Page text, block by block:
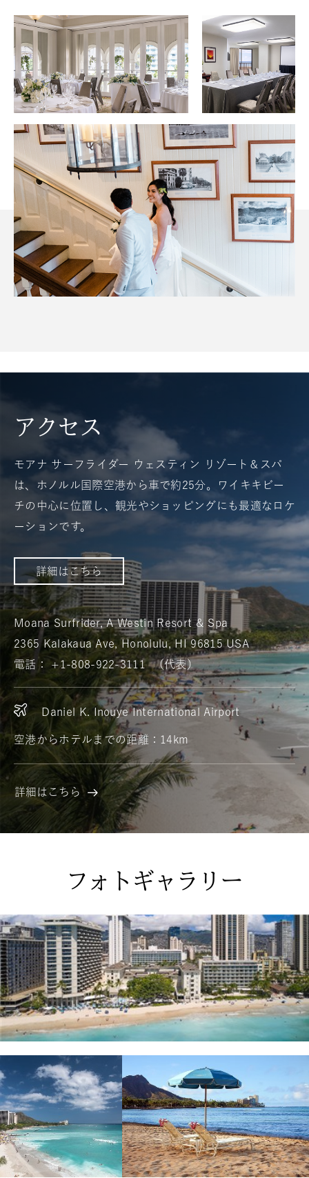
宴
会
アクセス
モアナ サーフライダー ウェスティン リゾート＆スパ
は、ホノルル国際空港から車で約25分。ワイキキビー
チの中心に位置し、観光やショッピングにも最適なロケ
ーションです。
詳細はこちら
FOR
ア
ク
セ
ス
Moana Surfrider, A Westin Resort & Spa
2365 Kalakaua Ave, Honolulu, HI 96815 USA
電話： +1-808-922-3111（代表）
Daniel K. Inouye International Airport
空港からホテルまでの距離：14km
詳細はこちら
ア
ク
フォトギャラリー